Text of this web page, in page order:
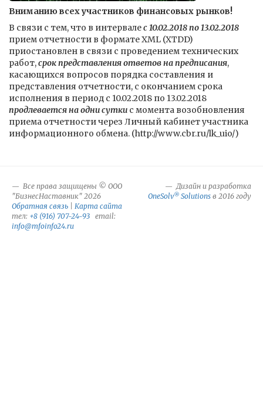
Вниманию всех участников финансовых рынков!
В связи с тем, что в интервалес 10.02.2018 по 13.02.2018
прием отчетности в формате XML (XTDD)
приостановлен в связи с проведением технических
работ,срок представления ответов на предписания,
касающихся вопросов порядка составления и
представления отчетности, с окончанием срока
исполнения в период с 10.02.2018 по 13.02.2018
продлевается на одни сутки с момента возобновления
приема отчетности через Личный кабинет участника
информационного обмена. (http://www.cbr.ru/lk_uio/)
Все права защищены © ООО
"БизнесНаставник" 2026
Обратная связь
Карта сайта
тел: +8 (916) 707-24-93 email:
info@mfoinfo24.ru
Дизайн и разработка
OneSolv® Solutions в 2016 году